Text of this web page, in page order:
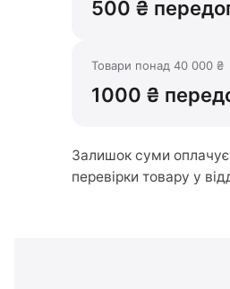
500 ₴
Товари понад 40 000 ₴
1000 ₴
Залишок суми
перевірки товару у